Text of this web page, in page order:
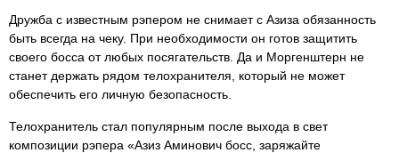
Дружба с известным рэпером не снимает с Азиза обязанность
быть всегда на чеку. При необходимости он готов защитить
своего босса от любых посягательств. Да и Моргенштерн не
станет держать рядом телохранителя, который не может
обеспечить его личную безопасность.
Телохранитель стал популярным после выхода в свет
композиции рэпера «Азиз Аминович босс, заряжайте